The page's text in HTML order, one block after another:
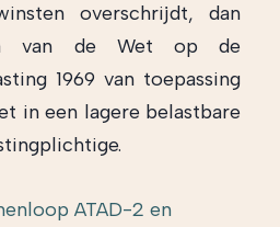
overschrijdt, dan
van de Wet op de
1969 van toepassing
in een lagere belastbare
ATAD-2 en